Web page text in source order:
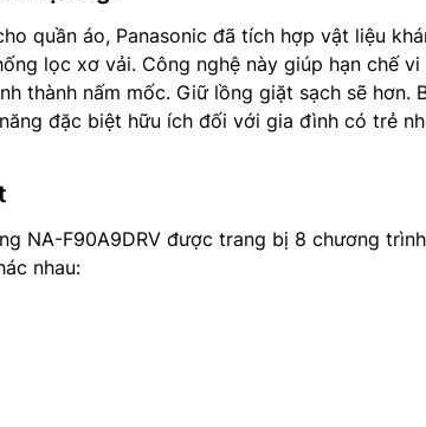
quần áo, Panasonic đã tích hợp vật liệu
lọc xơ vải. Công nghệ này giúp hạn chế vi
thành nấm mốc. Giữ lồng giặt sạch sẽ hơn.
đặc biệt hữu ích đối với gia đình có trẻ
NA-F90A9DRV được trang bị 8 chương
nhau: